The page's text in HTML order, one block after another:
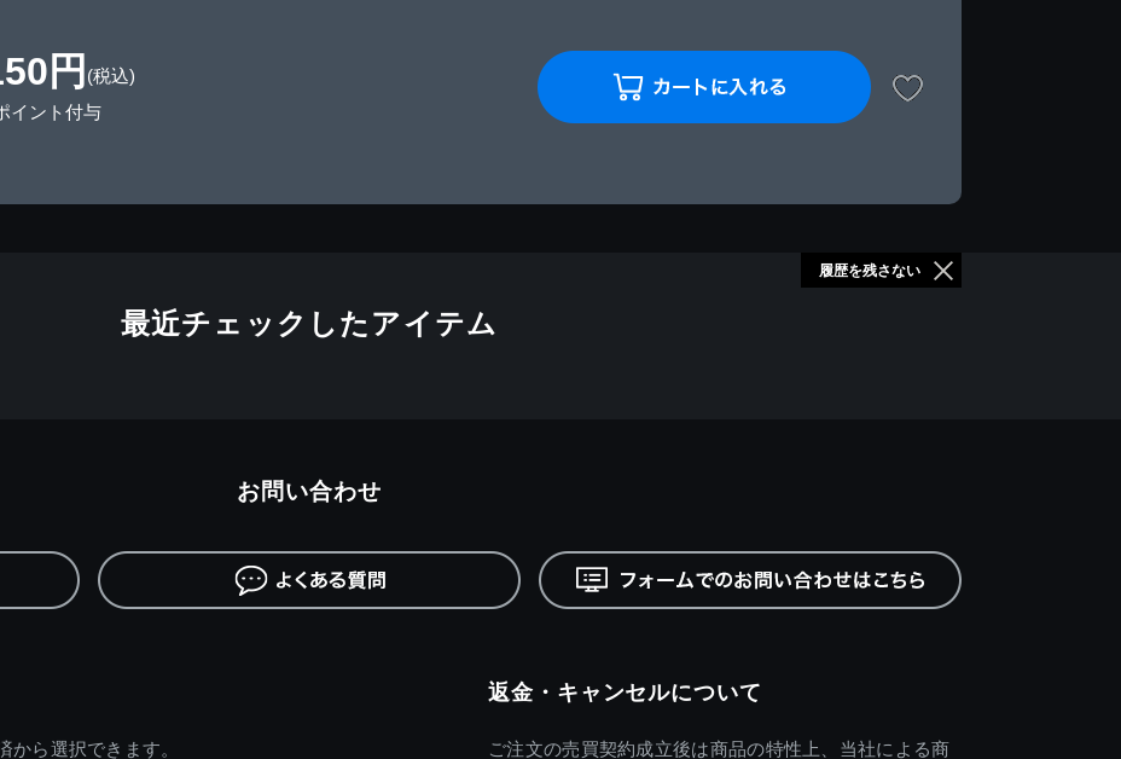
円 (税込)
イント付与
最近チェックしたアイテム
履歴を残さない
から選択できます。
返金・キャンセルについて
ご注文の売買契約成立後は商品の特性上、当社による商
お問い合わせ